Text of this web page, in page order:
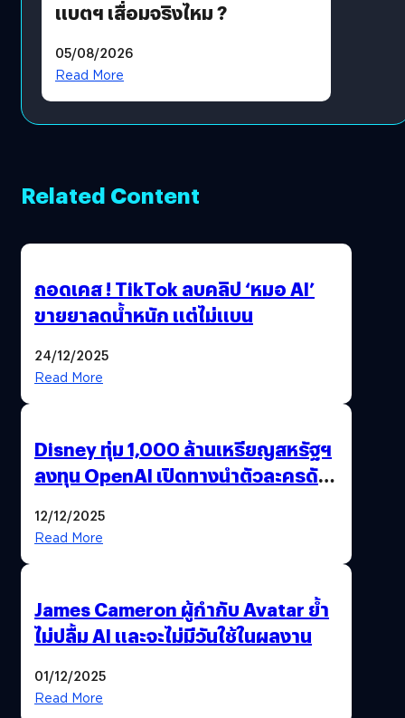
แบตฯ เสื่อมจริงไหม ?
05/08/2026
Read More
Related Content
ถอดเคส ! TikTok ลบคลิป ‘หมอ AI’
ขายยาลดน้ำหนัก แต่ไม่แบน
24/12/2025
Read More
Disney ทุ่ม 1,000 ล้านเหรียญสหรัฐฯ
ลงทุน OpenAI เปิดทางนำตัวละครดัง
12/12/2025
Read More
James Cameron ผู้กำกับ Avatar ย้ำ
ไม่ปลื้ม AI และจะไม่มีวันใช้ในผลงาน
01/12/2025
Read More